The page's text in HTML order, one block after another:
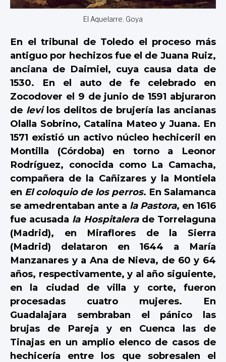
El Aquelarre. Goya
En el tribunal de Toledo el proceso más
antiguo por hechizos fue el de Juana Ruiz,
anciana de Daimiel, cuya causa data de
1530. En el auto de fe celebrado en
Zocodover el 9 de junio de 1591 abjuraron
de levilos delitos de brujería las ancianas
Olalla Sobrino, Catalina Mateo y Juana. En
1571 existió un activo núcleo hechiceril en
Montilla (Córdoba) en torno a Leonor
Rodríguez, conocida como La Camacha,
compañera de la Cañizares y la Montiela
en El coloquio de los perros. En Salamanca
se amedrentaban ante a la Pastora, en 1616
fue acusada la Hospitalerade Torrelaguna
(Madrid), en Miraflores de la Sierra
(Madrid) delataron en 1644 a María
Manzanares y a Ana de Nieva, de 60 y 64
años, respectivamente, y al año siguiente,
en la ciudad de villa y corte, fueron
procesadas cuatro mujeres. En
Guadalajara sembraban el pánico las
brujas de Pareja y en Cuenca las de
Tinajas en un amplio elenco de casos de
hechicería entre los que sobresalen el